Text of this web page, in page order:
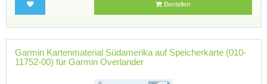
Bestellen
Garmin Kartenmaterial Südamerika auf Speicherkarte (010-
11752-00) für Garmin Overlander